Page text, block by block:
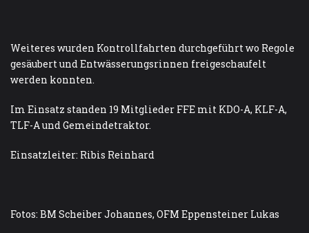
Weiteres wurden Kontrollfahrten durchgeführt wo Regole
gesäubert und Entwässerungsrinnen freigeschaufelt
werden konnten.
Im Einsatz standen 19 Mitglieder FFE mit KDO-A, KLF-A,
TLF-A und Gemeindetraktor.
Einsatzleiter: Ribis Reinhard
Fotos: BM Scheiber Johannes, OFM Eppensteiner Lukas